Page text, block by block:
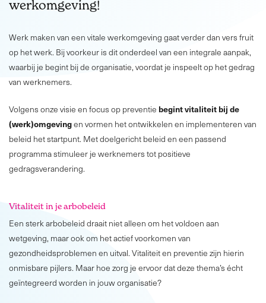
werkomgeving!
Werk maken van een vitale werkomgeving gaat verder dan vers fruit
op het werk. Bij voorkeur is dit onderdeel van een integrale aanpak,
waarbij je begint bij de organisatie, voordat je inspeelt op het gedrag
van werknemers.
Volgens onze visie en focus op preventie begint vitaliteit bij de
(werk)omgevingen vormen het ontwikkelen en implementeren van
beleid het startpunt. Met doelgericht beleid en een passend
programma stimuleer je werknemers tot positieve
gedragsverandering.
Vitaliteit in je arbobeleid
Een sterk arbobeleid draait niet alleen om het voldoen aan
wetgeving, maar ook om het actief voorkomen van
gezondheidsproblemen en uitval. Vitaliteit en preventie zijn hierin
onmisbare pijlers. Maar hoe zorg je ervoor dat deze thema’s écht
geïntegreerd worden in jouw organisatie?